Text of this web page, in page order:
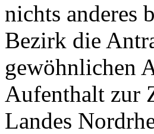
nichts anderes
Bezirk die
gewöhnlichen
Aufenthalt zur
Landes